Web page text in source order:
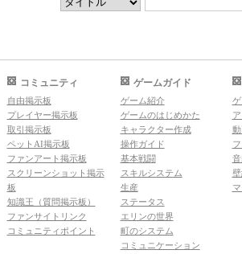
コミュニティ
自由掲示板
プレイヤー掲示板
取引掲示板
ペットAI掲示板
ファンアート掲示板
スクリーンショット掲示
板
知識王（質問掲示板）
ファンサイトリンク
コミュニティポイント
ゲームガイド
ゲーム紹介
ゲームのはじめかた
キャラクター作成
操作ガイド
基本戦闘
スキルシステム
生産
ステータス
エリンの世界
町のシステム
コミュニケーション